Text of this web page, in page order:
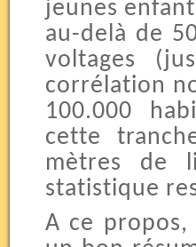
jeunes
au-delà de
voltages
corrélation
100.000
cette
mètres de
statistique
A ce